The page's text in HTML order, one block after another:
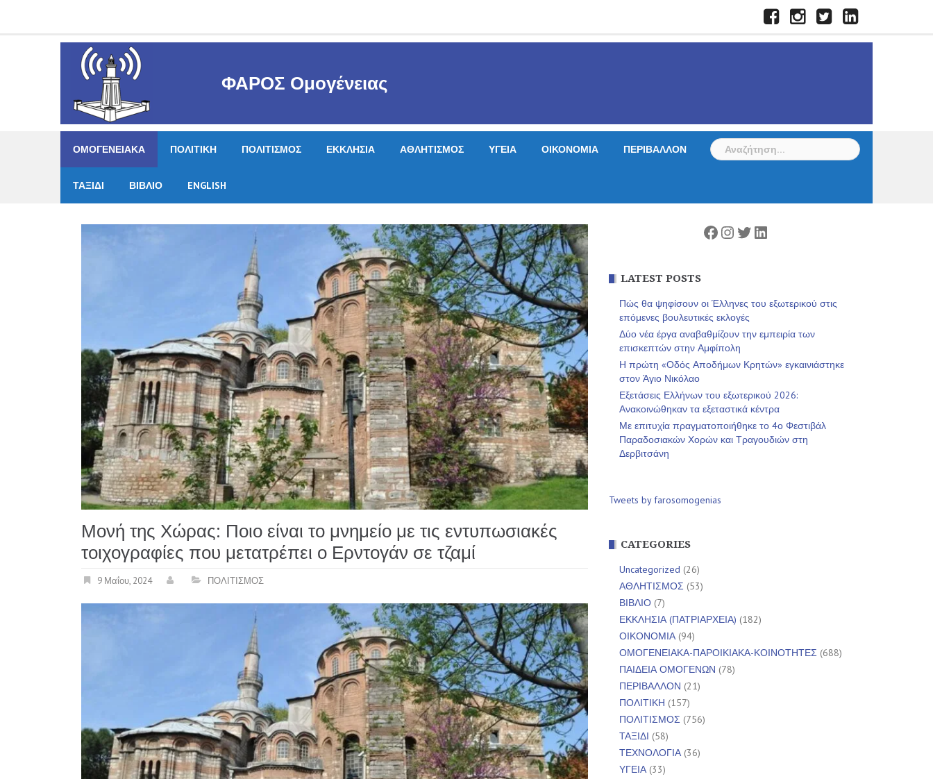
FacebookInstagramTwitterLinkedIn
ΦΑΡΟΣ Ομογένειας
ΟΜΟΓΕΝΕΙΑΚΑ ΠΟΛΙΤΙΚΗ ΠΟΛΙΤΙΣΜΟΣ ΕΚΚΛΗΣΙΑ ΑΘΛΗΤΙΣΜΟΣ ΥΓΕΙΑ ΟΙΚΟΝΟΜΙΑ ΠΕΡΙΒΑΛΛΟΝ
ΤΑΞΙΔΙ ΒΙΒΛΙΟ ENGLISH
Αναζήτηση
για:
Μονή της Χώρας: Ποιο είναι το μνημείο με τις εντυπωσιακές
τοιχογραφίες που μετατρέπει ο Ερντογάν σε τζαμί
9 Μαΐου, 2024 ΠΟΛΙΤΙΣΜΟΣ
Facebook
Instagram
Twitter
Linkedin
LATEST POSTS
Πώς θα ψηφίσουν οι Έλληνες του εξωτερικού στις
επόμενες βουλευτικές εκλογές
Δύο νέα έργα αναβαθμίζουν την εμπειρία των
επισκεπτών στην Αμφίπολη
Η πρώτη «Οδός Αποδήμων Κρητών» εγκαινιάστηκε
στον Άγιο Νικόλαο
Εξετάσεις Ελλήνων του εξωτερικού 2026:
Ανακοινώθηκαν τα εξεταστικά κέντρα
Με επιτυχία πραγματοποιήθηκε το 4ο Φεστιβάλ
Παραδοσιακών Χορών και Τραγουδιών στη
Δερβιτσάνη
Tweets by farosomogenias
CATEGORIES
Uncategorized (26)
ΑΘΛΗΤΙΣΜΟΣ (53)
ΒΙΒΛΙΟ (7)
ΕΚΚΛΗΣΙΑ (ΠΑΤΡΙΑΡΧΕΙΑ) (182)
ΟΙΚΟΝΟΜΙΑ(94)
ΟΜΟΓΕΝΕΙΑΚΑ-ΠΑΡΟΙΚΙΑΚΑ-ΚΟΙΝΟΤΗΤΕΣ (688)
ΠΑΙΔΕΙΑ ΟΜΟΓΕΝΩΝ (78)
ΠΕΡΙΒΑΛΛΟΝ (21)
ΠΟΛΙΤΙΚΗ (157)
ΠΟΛΙΤΙΣΜΟΣ (756)
ΤΑΞΙΔΙ (58)
ΤΕΧΝΟΛΟΓΙΑ(36)
ΥΓΕΙΑ(33)